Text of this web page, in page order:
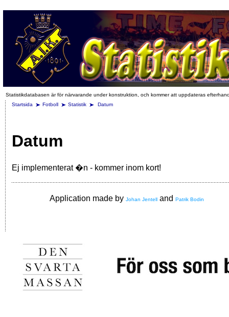
Statistikdatabasen är för närvarande under konstruktion, och kommer att uppdateras
Startsida
Fotboll Statistik Datum
Datum
Ej implementerat �n - kommer inom kort!
Application made by Johan Jentell and Patrik Bodin